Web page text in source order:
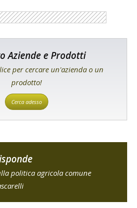
Aziende e Prodotti
per cercare un'azienda o un
prodotto!
Cerca adesso
politica agricola comune